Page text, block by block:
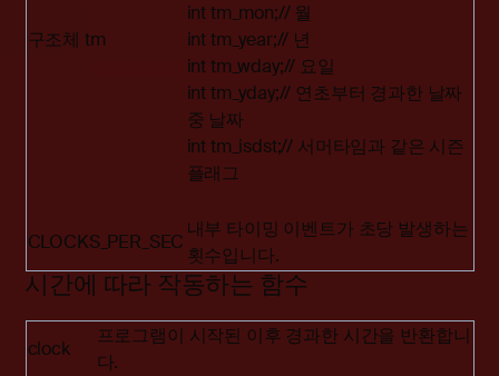
구조체 tm
int tm_mon;// 월
int tm_year;// 년
int tm_wday;// 요일
int tm_yday;// 연초부터 경과한 날짜
중 날짜
int tm_isdst;// 서머타임과 같은 시즌
플래그
CLOCKS_PER_SEC
내부 타이밍 이벤트가 초당 발생하는
횟수입니다.
시간에 따라 작동하는 함수
clock
프로그램이 시작된 이후 경과한 시간을 반환합니
다.